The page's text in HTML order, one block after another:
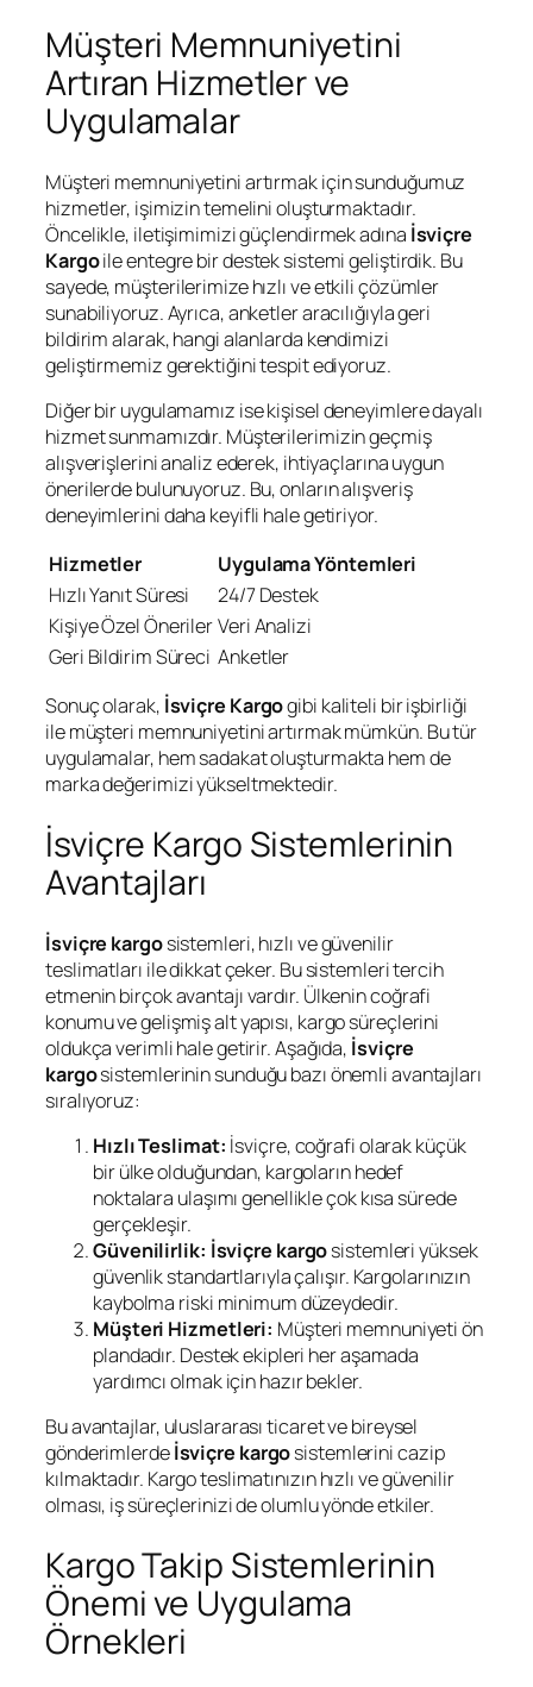
Müşteri Memnuniyetini
Artıran Hizmetler ve
Uygulamalar
Müşteri memnuniyetini artırmak için sunduğumuz
hizmetler, işimizin temelini oluşturmaktadır.
Öncelikle, iletişimimizi güçlendirmek adına İsviçre
Kargoile entegre bir destek sistemi geliştirdik. Bu
sayede, müşterilerimize hızlı ve etkili çözümler
sunabiliyoruz. Ayrıca, anketler aracılığıyla geri
bildirim alarak, hangi alanlarda kendimizi
geliştirmemiz gerektiğini tespit ediyoruz.
Diğer bir uygulamamız ise kişisel deneyimlere dayalı
hizmet sunmamızdır. Müşterilerimizin geçmiş
alışverişlerini analiz ederek, ihtiyaçlarına uygun
önerilerde bulunuyoruz. Bu, onların alışveriş
deneyimlerini daha keyifli hale getiriyor.
Hizmetler
Uygulama Yöntemleri
Hızlı Yanıt Süresi
24/7 Destek
Kişiye Özel ÖnerilerVeri Analizi
Geri Bildirim Süreci Anketler
Sonuç olarak, İsviçre Kargogibi kaliteli bir işbirliği
ile müşteri memnuniyetini artırmak mümkün. Bu tür
uygulamalar, hem sadakat oluşturmakta hem de
marka değerimizi yükseltmektedir.
İsviçre Kargo Sistemlerinin
Avantajları
İsviçre kargosistemleri, hızlı ve güvenilir
teslimatları ile dikkat çeker. Bu sistemleri tercih
etmenin birçok avantajı vardır. Ülkenin coğrafi
konumu ve gelişmiş alt yapısı, kargo süreçlerini
oldukça verimli hale getirir. Aşağıda, İsviçre
kargosistemlerinin sunduğu bazı önemli avantajları
sıralıyoruz:
Hızlı Teslimat: İsviçre, coğrafi olarak küçük
bir ülke olduğundan, kargoların hedef
noktalara ulaşımı genellikle çok kısa sürede
gerçekleşir.
Güvenilirlik: İsviçre kargosistemleri yüksek
güvenlik standartlarıyla çalışır. Kargolarınızın
kaybolma riski minimum düzeydedir.
Müşteri Hizmetleri: Müşteri memnuniyeti ön
plandadır. Destek ekipleri her aşamada
yardımcı olmak için hazır bekler.
Bu avantajlar, uluslararası ticaret ve bireysel
gönderimlerdeİsviçre kargosistemlerini cazip
kılmaktadır. Kargo teslimatınızın hızlı ve güvenilir
olması, iş süreçlerinizi de olumlu yönde etkiler.
Kargo Takip Sistemlerinin
Önemi ve Uygulama
Örnekleri